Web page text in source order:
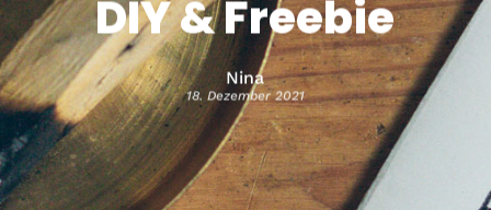
DIY & Freebie
Nina
18. Dezember 2021